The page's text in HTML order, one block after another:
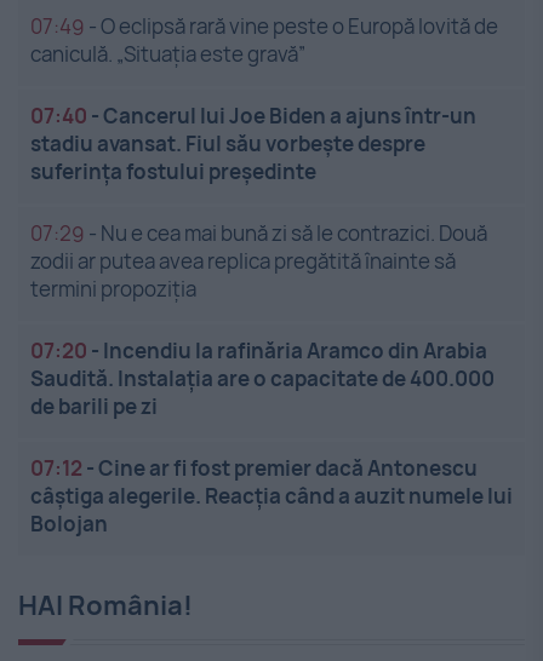
07:49 -O eclipsă rară vine peste o Europă lovită de
caniculă. „Situația este gravă”
07:40 -Cancerul lui Joe Biden a ajuns într-un
stadiu avansat. Fiul său vorbește despre
suferința fostului președinte
07:29 - Nu e cea mai bună zi să le contrazici. Două
zodii ar putea avea replica pregătită înainte să
termini propoziția
07:20 - Incendiu la rafinăria Aramco din Arabia
Saudită. Instalația are o capacitate de 400.000
de barili pe zi
07:12 -Cine ar fi fost premier dacă Antonescu
câștiga alegerile. Reacția când a auzit numele lui
Bolojan
HAI România!